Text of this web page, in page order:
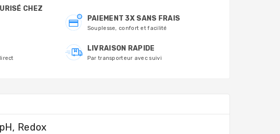
CHEZ
PAIEMENT 3X SANS FRAIS
Souplesse, confort et facilité
LIVRAISON RAPIDE
Par transporteur avec suivi
Redox